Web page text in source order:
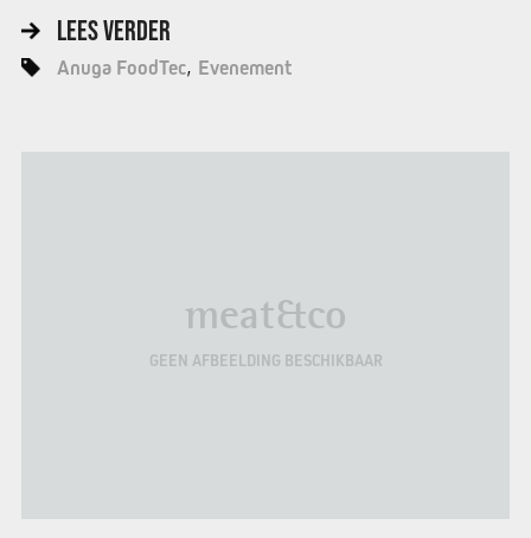
LEES VERDER
Anuga FoodTec Evenement
meat&co
GEEN AFBEELDING BESCHIKBAAR